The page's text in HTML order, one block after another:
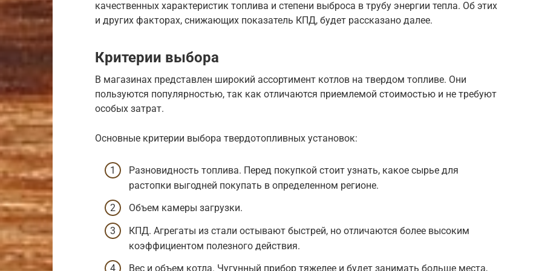
качественных характеристик топлива и степени выброса в трубу энергии тепла. Об этих
и других факторах, снижающих показатель КПД, будет рассказано далее.
Критерии выбора
В магазинах представлен широкий ассортимент котлов на твердом топливе. Они
пользуются популярностью, так как отличаются приемлемой стоимостью и не требуют
особых затрат.
Основные критерии выбора твердотопливных установок:
Разновидность топлива. Перед покупкой стоит узнать, какое сырье для
растопки выгодней покупать в определенном регионе.
Объем камеры загрузки.
КПД. Агрегаты из стали остывают быстрей, но отличаются более высоким
коэффициентом полезного действия.
Вес и объем котла. Чугунный прибор тяжелее и будет занимать больше места,